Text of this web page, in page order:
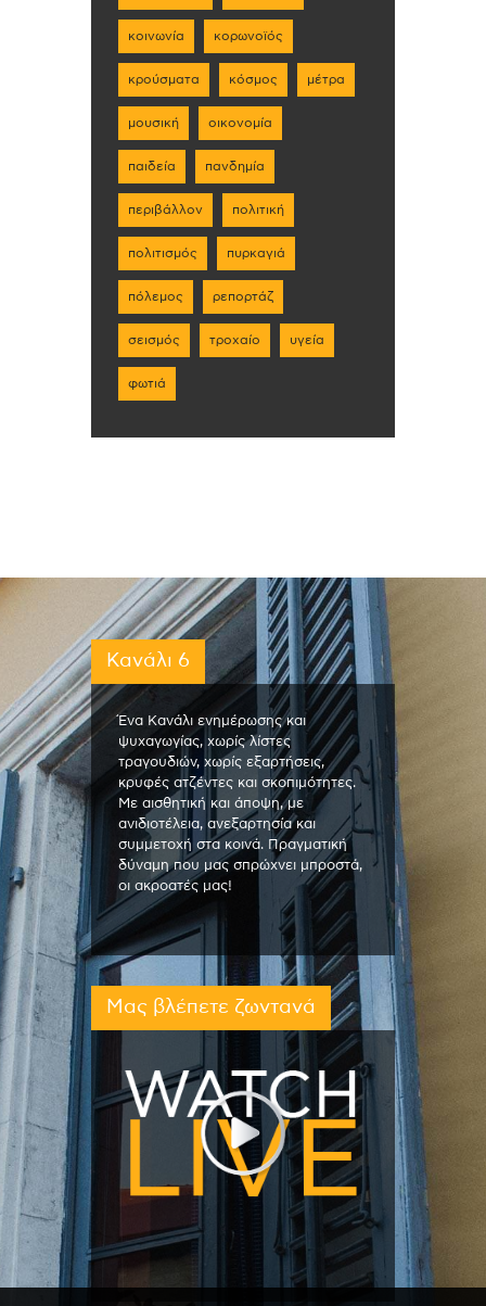
κοινωνία κορωνοϊός
κρούσματα κόσμος μέτρα
μουσική οικονομία
παιδεία πανδημία
περιβάλλον πολιτική
πολιτισμός πυρκαγιά
πόλεμος ρεπορτάζ
σεισμός τροχαίο υγεία
φωτιά
Κανάλι 6
Ένα Κανάλι ενημέρωσης και
ψυχαγωγίας, χωρίς λίστες
τραγουδιών, χωρίς εξαρτήσεις,
κρυφές ατζέντες και σκοπιμότητες.
Με αισθητική και άποψη, με
ανιδιοτέλεια, ανεξαρτησία και
συμμετοχή στα κοινά. Πραγματική
δύναμη που μας σπρώχνει μπροστά,
οι ακροατές μας!
Μας βλέπετε ζωντανά